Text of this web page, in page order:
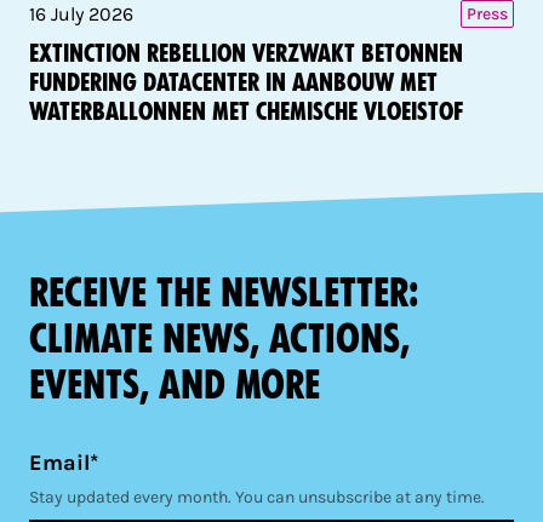
16 July 2026 Press
Extinction Rebellion verzwakt betonnen
fundering datacenter in aanbouw met
waterballonnen met chemische vloeistof
Receive the newsletter:
climate news, actions,
events, and more
Email*
Stay updated every month. You can unsubscribe at any time.